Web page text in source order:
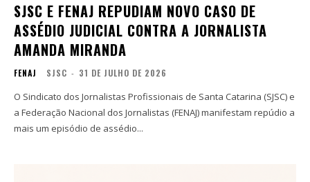
SJSC E FENAJ REPUDIAM NOVO CASO DE
ASSÉDIO JUDICIAL CONTRA A JORNALISTA
AMANDA MIRANDA
FENAJ SJSC - 31 DE JULHO DE 2026
O Sindicato dos Jornalistas Profissionais de Santa Catarina (SJSC) e
a Federação Nacional dos Jornalistas (FENAJ) manifestam repúdio a
mais um episódio de assédio...